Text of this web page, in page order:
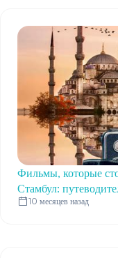
Фильмы, которые
Стамбул:
10 месяцев назад